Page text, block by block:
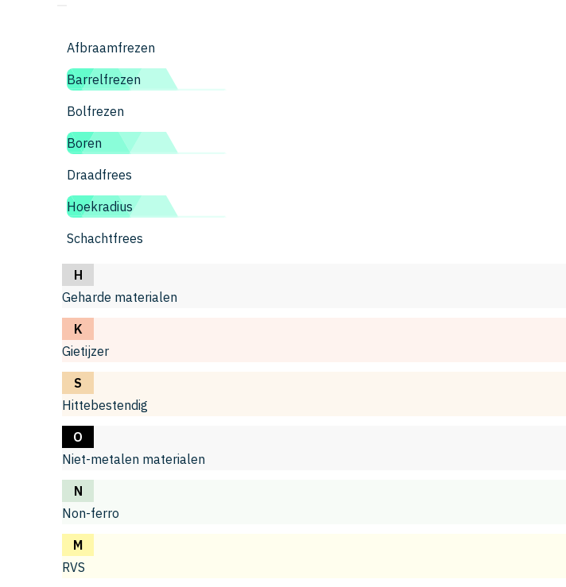
Afbraamfrezen
Barrelfrezen
Bolfrezen
Boren
Draadfrees
Hoekradius
Schachtfrees
H
Geharde materialen
K
Gietijzer
S
Hittebestendig
O
Niet-metalen materialen
N
Non-ferro
M
RVS